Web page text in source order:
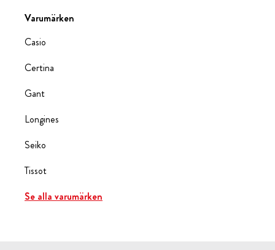
Varumärken
Casio
Certina
Gant
Longines
Seiko
Tissot
Se alla varumärken